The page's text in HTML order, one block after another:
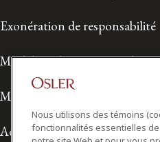
Exonération de responsabilité
Modalités de prestation de
Modalités d'utilisation
Accessibilité
Nous utilisons des témoins
fonctionnalités essentielles